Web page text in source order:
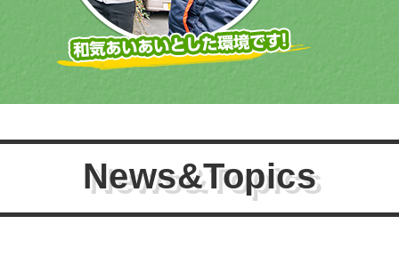
News&Topics